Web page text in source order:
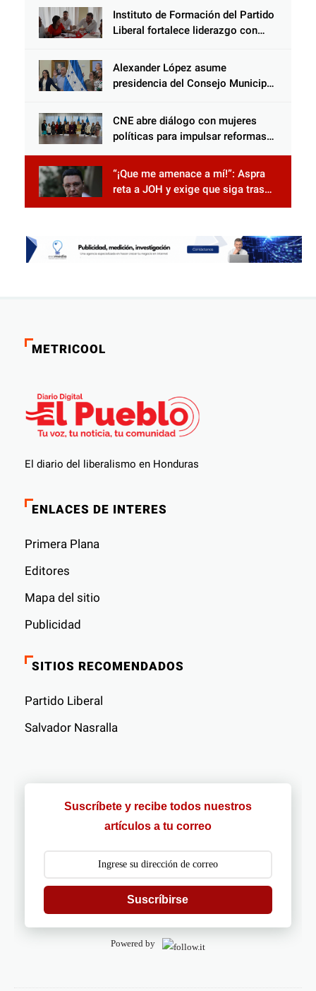
Instituto de Formación del Partido
Liberal fortalece liderazgo con
Alexander López asume
presidencia del Consejo Municipal
Censo Nacional 2026
CNE abre diálogo con mujeres
políticas para impulsar reformas
“¡Que me amenace a mí!”: Aspra
reta a JOH y exige que siga tras
las rejas
METRICOOL
El diario del liberalismo en Honduras
ENLACES DE INTERES
Primera Plana
Editores
Mapa del sitio
Publicidad
SITIOS RECOMENDADOS
Partido Liberal
Salvador Nasralla
Suscríbete y recibe todos nuestros
artículos a tu correo
Suscríbirse
Powered by